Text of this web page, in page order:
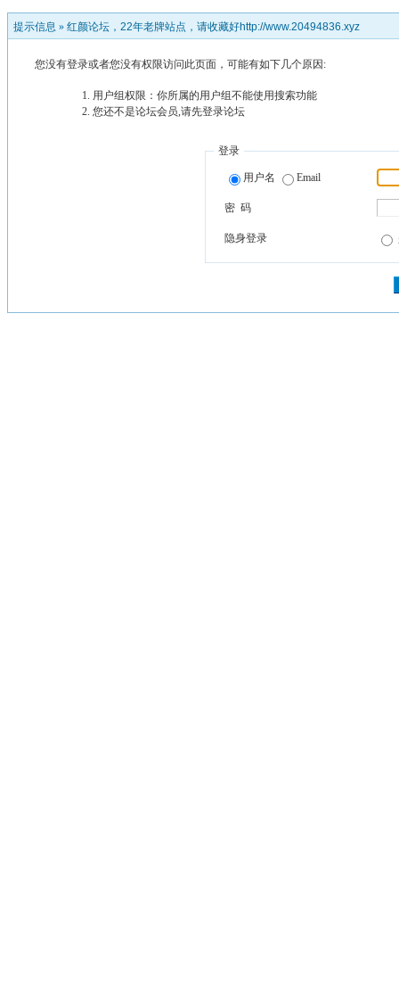
提示信息 » 红颜论坛，22年老牌站点，请收藏好http://www.20494836.xyz
您没有登录或者您没有权限访问此页面，可能有如下几个原因:
用户组权限：你所属的用户组不能使用搜索功能
您还不是论坛会员,请先登录论坛
登录
用户名 Email
密 码
隐身登录